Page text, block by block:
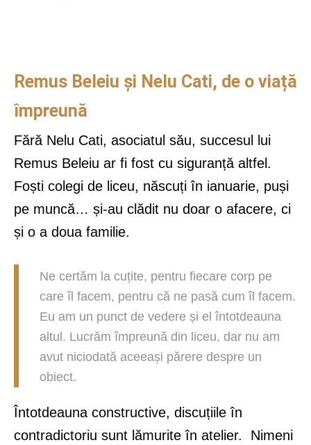
Remus Beleiu și Nelu Cati, de o viață
împreună
Fără Nelu Cati, asociatul său, succesul lui
Remus Beleiu ar fi fost cu siguranță altfel.
Foști colegi de liceu, născuți în ianuarie, puși
pe muncă… și-au clădit nu doar o afacere, ci
și o a doua familie.
Ne certăm la cuțite, pentru fiecare corp pe
care îl facem, pentru că ne pasă cum îl facem.
Eu am un punct de vedere și el întotdeauna
altul. Lucrăm împreună din liceu, dar nu am
avut niciodată aceeași părere despre un
obiect.
Întotdeauna constructive, discuțiile în
contradictoriu sunt lămurite în atelier. Nimeni